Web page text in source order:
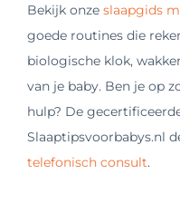
Bekijk onze slaapgids
goede routines die
biologische klok,
van je baby. Ben je op
hulp? De
Slaaptipsvoorbabys.nl
telefonisch consult.